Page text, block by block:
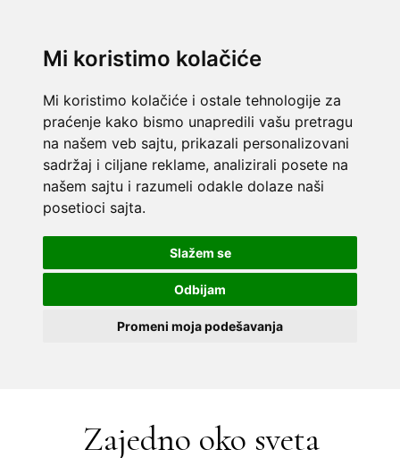
Mi koristimo kolačiće
Mi koristimo kolačiće i ostale tehnologije za
praćenje kako bismo unapredili vašu pretragu
na našem veb sajtu, prikazali personalizovani
sadržaj i ciljane reklame, analizirali posete na
našem sajtu i razumeli odakle dolaze naši
posetioci sajta.
Slažem se
Odbijam
Promeni moja podešavanja
Zajedno oko sveta